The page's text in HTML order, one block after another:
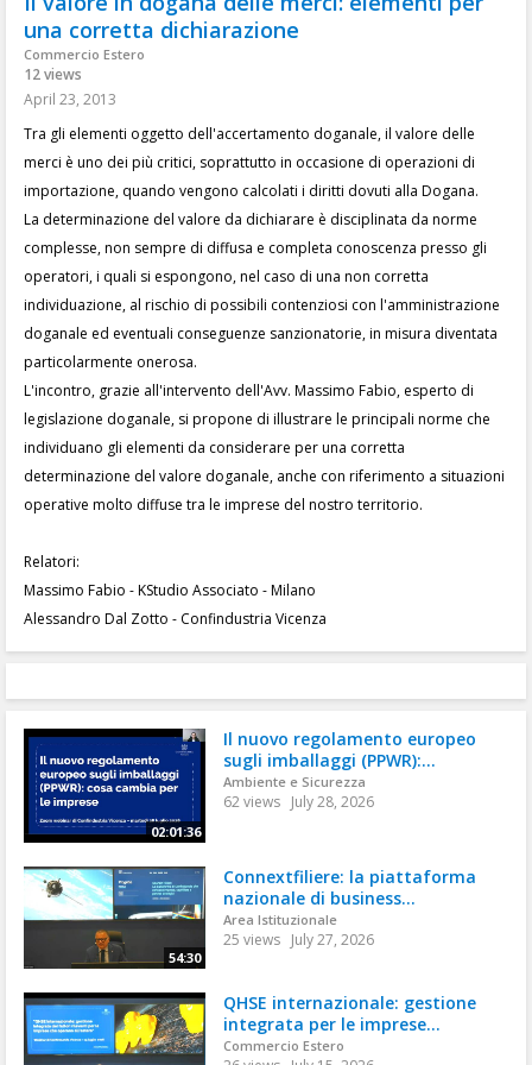
una corretta dichiarazione
Commercio Estero
12 views
April 23, 2013
Tra gli elementi oggetto dell'accertamento doganale, il valore delle
merci è uno dei più critici, soprattutto in occasione di operazioni di
importazione, quando vengono calcolati i diritti dovuti alla Dogana.
La determinazione del valore da dichiarare è disciplinata da norme
complesse, non sempre di diffusa e completa conoscenza presso gli
operatori, i quali si espongono, nel caso di una non corretta
individuazione, al rischio di possibili contenziosi con l'amministrazione
doganale ed eventuali conseguenze sanzionatorie, in misura diventata
particolarmente onerosa.
L'incontro, grazie all'intervento dell'Avv. Massimo Fabio, esperto di
legislazione doganale, si propone di illustrare le principali norme che
individuano gli elementi da considerare per una corretta
determinazione del valore doganale, anche con riferimento a situazioni
operative molto diffuse tra le imprese del nostro territorio.
Relatori:
Massimo Fabio - KStudio Associato - Milano
Alessandro Dal Zotto - Confindustria Vicenza
02:01:36
Il nuovo regolamento europeo
sugli imballaggi (PPWR):...
Ambiente e Sicurezza
62 views July 28, 2026
54:30
Connextfiliere: la piattaforma
nazionale di business...
Area Istituzionale
25 views July 27, 2026
QHSE internazionale: gestione
integrata per le imprese...
Commercio Estero